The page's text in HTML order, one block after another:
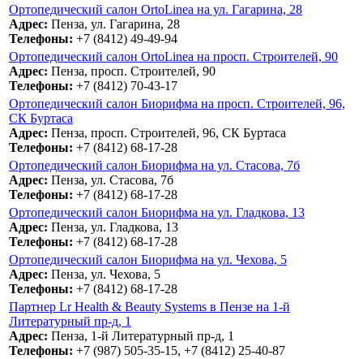
Ортопедический салон OrtoLinea на ул. Гагарина, 28
Адрес: Пенза, ул. Гагарина, 28
Телефоны: +7 (8412) 49-49-94
Ортопедический салон OrtoLinea на просп. Строителей, 90
Адрес: Пенза, просп. Строителей, 90
Телефоны: +7 (8412) 70-43-17
Ортопедический салон Биорифма на просп. Строителей, 96,
СК Буртаса
Адрес: Пенза, просп. Строителей, 96, СК Буртаса
Телефоны: +7 (8412) 68-17-28
Ортопедический салон Биорифма на ул. Стасова, 7б
Адрес: Пенза, ул. Стасова, 7б
Телефоны: +7 (8412) 68-17-28
Ортопедический салон Биорифма на ул. Гладкова, 13
Адрес: Пенза, ул. Гладкова, 13
Телефоны: +7 (8412) 68-17-28
Ортопедический салон Биорифма на ул. Чехова, 5
Адрес: Пенза, ул. Чехова, 5
Телефоны: +7 (8412) 68-17-28
Партнер Lr Health & Beauty Systems в Пензе на 1-й
Литературный пр-д, 1
Адрес: Пенза, 1-й Литературный пр-д, 1
Телефоны: +7 (987) 505-35-15, +7 (8412) 25-40-87